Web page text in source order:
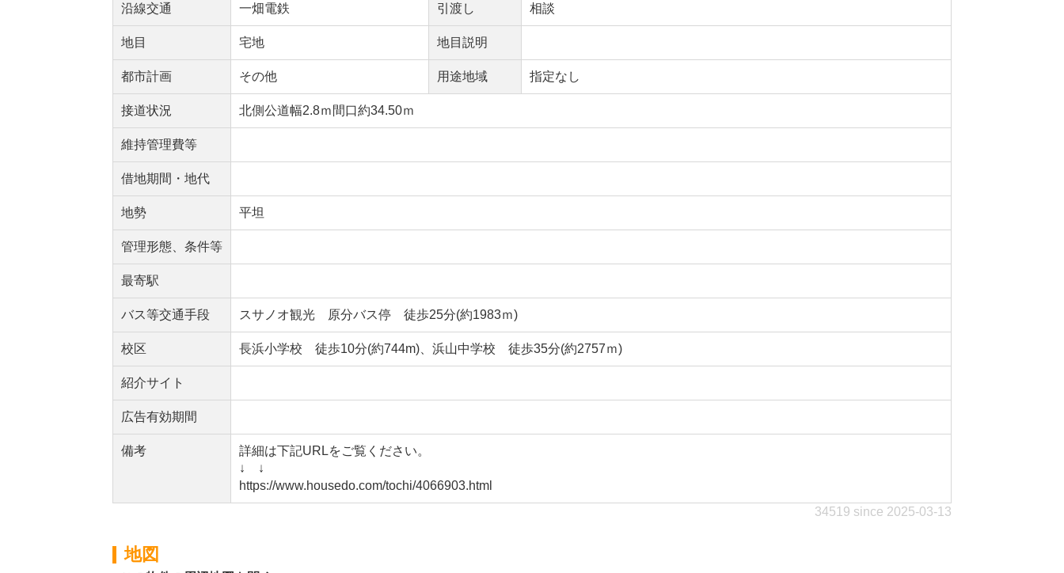
沿線交通 一畑電鉄 引渡し 相談
地目 宅地 地目説明
都市計画 その他 用途地域 指定なし
接道状況 北側公道幅2.8ｍ間口約34.50ｍ
維持管理費等
借地期間・地代
地勢 平坦
管理形態、条件等
最寄駅
バス等交通手段 スサノオ観光 原分バス停 徒歩25分(約1983ｍ)
校区 長浜小学校 徒歩10分(約744m)、浜山中学校 徒歩35分(約2757ｍ)
紹介サイト
広告有効期間
備考
詳細は下記URLをご覧ください。
↓ ↓
https://www.housedo.com/tochi/4066903.html
34519 since 2025-03-13
地図